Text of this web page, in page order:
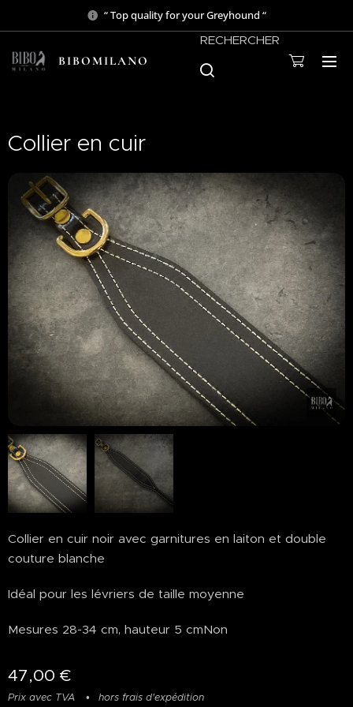
“ Top quality for your Greyhound “
BIBOMILANO
RECHERCHER
Collier en cuir
Collier en cuir noir avec garnitures en laiton et double
couture blanche
Idéal pour les lévriers de taille moyenne
Mesures 28-34 cm, hauteur 5 cmNon
47,00 €
Prix avec TVA hors frais d'expédition